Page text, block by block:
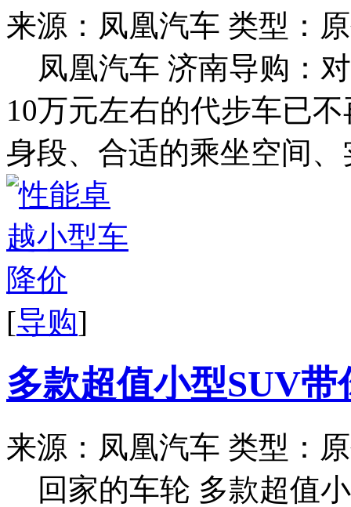
来源：凤凰汽车 类型：
凤凰汽车 济南导购：
10万元左右的代步车已
身段、合适的乘坐空间
[导购]
多款超值小型SUV
来源：凤凰汽车 类型：
回家的车轮 多款超值